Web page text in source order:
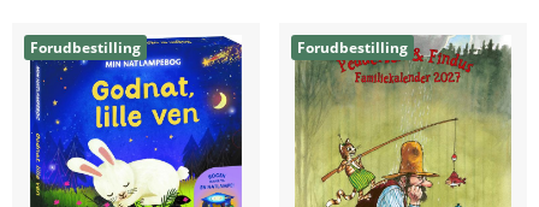
Forudbestilling Forudbestilling